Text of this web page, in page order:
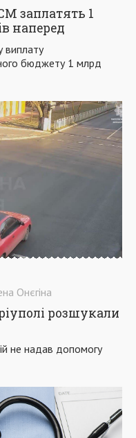
заплатять 1
наперед
виплату
бюджету 1 млрд
Онєгіна
розшукали
не надав допомогу